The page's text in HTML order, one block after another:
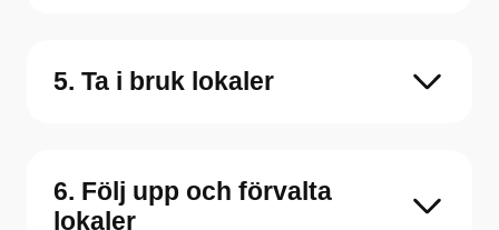
5. Ta i bruk lokaler
6. Följ upp och förvalta
lokaler